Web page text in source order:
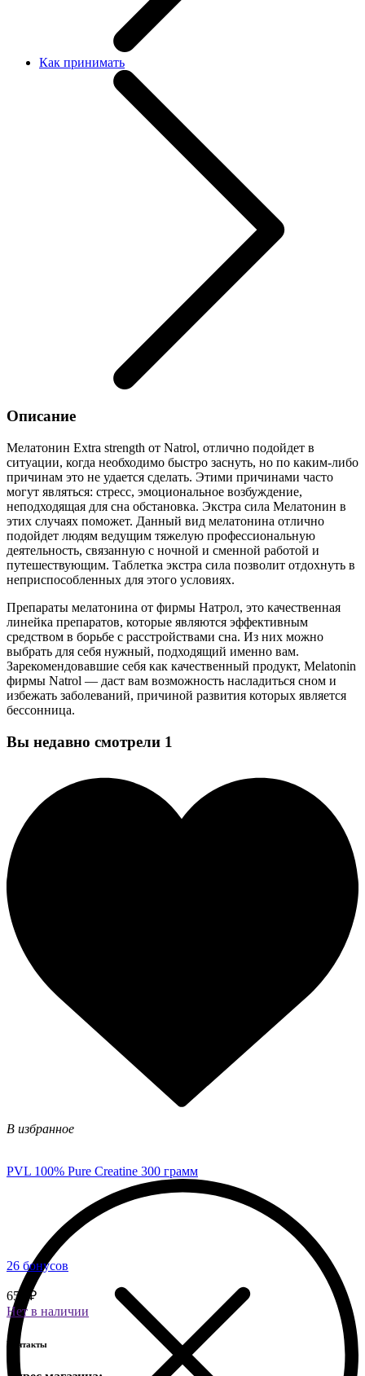
Как принимать
Описание
Мелатонин Extra strength от Natrol, отлично подойдет в
ситуации, когда необходимо быстро заснуть, но по каким-либо
причинам это не удается сделать. Этими причинами часто
могут являться: стресс, эмоциональное возбуждение,
неподходящая для сна обстановка. Экстра сила Мелатонин в
этих случаях поможет. Данный вид мелатонина отлично
подойдет людям ведущим тяжелую профессиональную
деятельность, связанную с ночной и сменной работой и
путешествующим. Таблетка экстра сила позволит отдохнуть в
неприспособленных для этого условиях.
Препараты мелатонина от фирмы Натрол, это качественная
линейка препаратов, которые являются эффективным
средством в борьбе с расстройствами сна. Из них можно
выбрать для себя нужный, подходящий именно вам.
Зарекомендовавшие себя как качественный продукт, Melatonin
фирмы Natrol — даст вам возможность насладиться сном и
избежать заболеваний, причиной развития которых является
бессонница.
Вы недавно смотрели 1
В избранное
PVL 100% Pure Creatine 300 грамм
26 бонусов
650 ₽
Нет в наличии
Контакты